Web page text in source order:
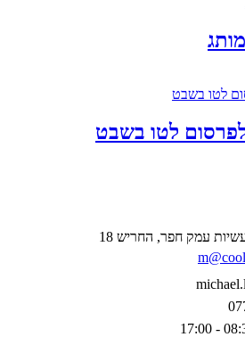
לטו בשבט
עמק חפר, החריש 18
08:30 -